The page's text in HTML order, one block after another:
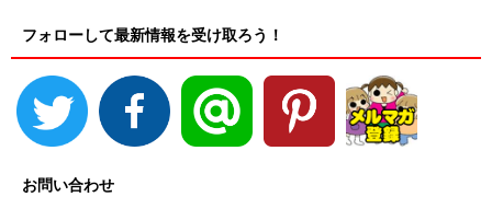
フォローして最新情報を受け取ろう！
お問い合わせ